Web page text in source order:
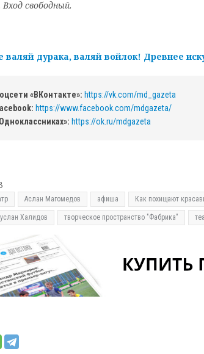
Вход свободный.
валяй дурака, валяй войлок! Древнее
«ВКонтакте»: https://vk.com/md_gazeta
https://www.facebook.com/mdgazeta/
https://ok.ru/mdgazeta
Аслан Магомедов афиша Как похищают
Халидов творческое пространство "Фабрика"